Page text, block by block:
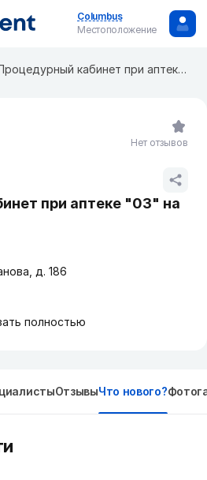
Columbus
Местоположение
Процедурный кабинет при аптеке "03" на Уалиханова 186
при аптеке "03" на
д. 186
полностью
Нет отзывов
ОтзывыЧто нового?